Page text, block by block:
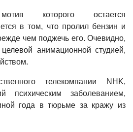
которого остается
в том, что пролил бензин и
чем поджечь его. Очевидно,
анимационной студией,
телекомпании NHK,
психическим заболеванием,
года в тюрьме за кражу из